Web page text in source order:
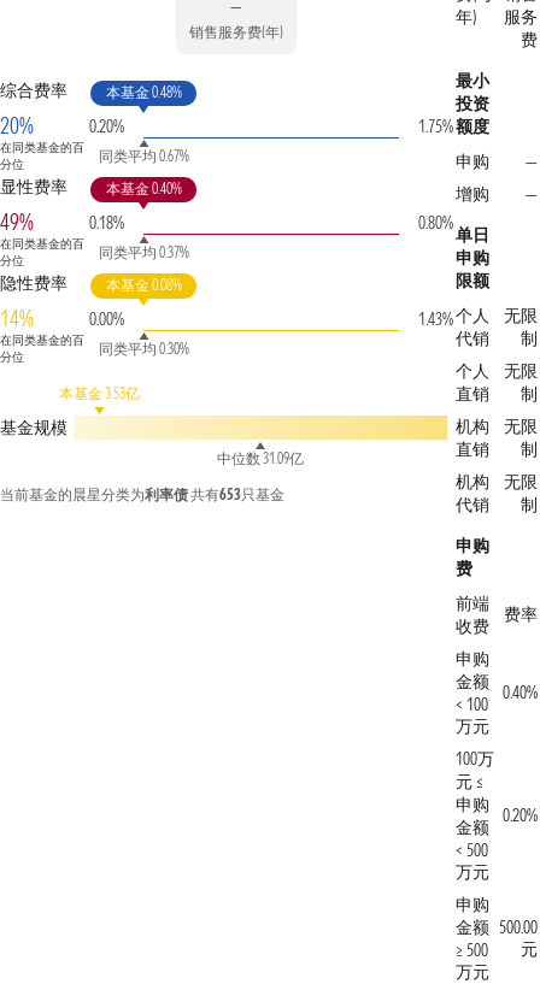
—
销售服务费(年)
综合费率
20%
在同类基金的百
分位
0.20%
本基金 0.48%
同类平均 0.67%
1.75%
显性费率
49%
在同类基金的百
分位
0.18%
本基金 0.40%
同类平均 0.37%
0.80%
隐性费率
14%
在同类基金的百
分位
0.00%
本基金 0.08%
同类平均 0.30%
1.43%
基金规模
本基金 3.53亿
中位数 31.09亿
当前基金的晨星分类为利率债共有653只基金
年)
服务
费
最小
投资
额度
申购
—
增购
—
单日
申购
限额
个人
代销
无限
制
个人
直销
无限
制
机构
直销
无限
制
机构
代销
无限
制
申购
费
前端
收费
费率
申购
金额
< 100
万元
0.40%
100万
元 ≤
申购
金额
< 500
万元
0.20%
申购
金额
≥ 500
万元
500.00
元